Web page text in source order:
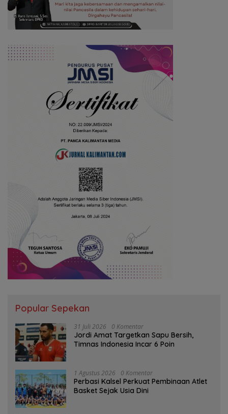
Popular Sepekan
31 Juli 2026 0 Komentar
Jordi Amat Targetkan Sapu Bersih,
Timnas Indonesia Incar 6 Poin
1 Agustus 2026 0 Komentar
Perbasi Kalsel Perkuat Pembinaan Atlet
Basket Sejak Usia Dini